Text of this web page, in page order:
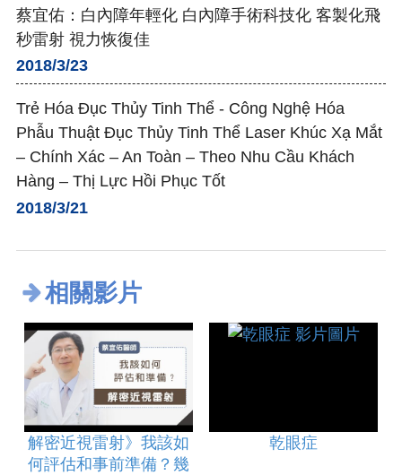
蔡宜佑：白內障年輕化 白內障手術科技化 客製化飛
秒雷射 視力恢復佳
2018/3/23
Trẻ Hóa Đục Thủy Tinh Thể - Công Nghệ Hóa
Phẫu Thuật Đục Thủy Tinh Thể Laser Khúc Xạ Mắt
– Chính Xác – An Toàn – Theo Nhu Cầu Khách
Hàng – Thị Lực Hồi Phục Tốt
2018/3/21
相關影片
解密近視雷射》我該如
何評估和事前準備？幾
乾眼症